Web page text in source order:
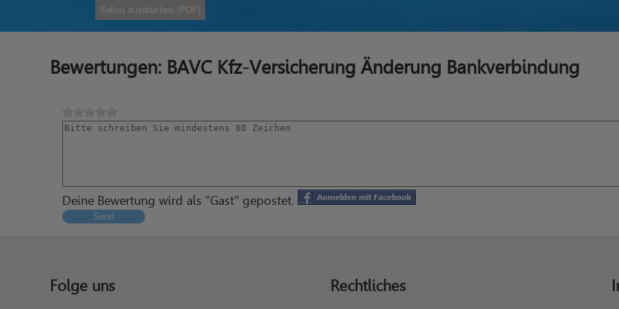
Selbst ausdruchen (PDF)
Bewertungen: BAVC Kfz-Versicherung Änderung Bankverbindung
Deine Bewertung wird als "Gast" gepostet.
Send
Folge uns Rechtliches